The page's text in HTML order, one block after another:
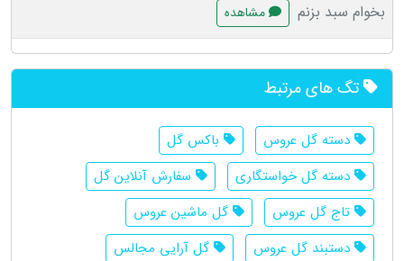
بخوام سبد بزنم
مشاهده
تگ های مرتبط
دسته گل عروس
باکس گل
دسته گل خواستگاری
سفارش آنلاین گل
تاج گل عروس
گل ماشین عروس
دستبند گل عروس
گل آرایی مجالس